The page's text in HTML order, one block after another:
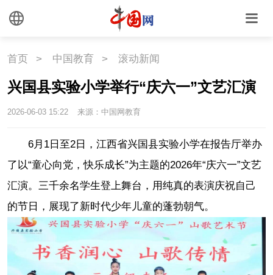
首页 > 中国教育 > 滚动新闻
兴国县实验小学举行“庆六一”文艺汇演
2026-06-03 15:22 来源：中国网教育
6月1日至2日，江西省兴国县实验小学在报告厅举办
了以“童心向党，快乐成长”为主题的2026年“庆六一”文艺
汇演。三千余名学生登上舞台，用纯真的表演庆祝自己
的节日，展现了新时代少年儿童的蓬勃朝气。